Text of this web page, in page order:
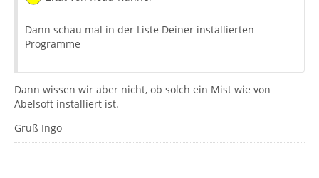
Dann schau mal in der Liste Deiner installierten
Programme
Dann wissen wir aber nicht, ob solch ein Mist wie von
Abelsoft installiert ist.
Gruß Ingo